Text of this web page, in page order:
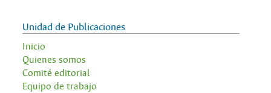
Unidad de Publicaciones
Inicio
Quienes somos
Comité editorial
Equipo de trabajo